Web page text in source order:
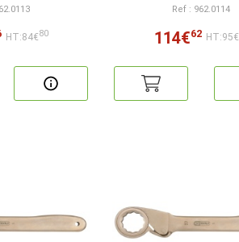
HT:84€80
Ref : 962.0114
114€62 HT:95€